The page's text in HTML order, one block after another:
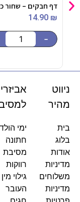
דף חבקים – שחור כסף
14.90 ₪
-
ניווט
מהיר
בית
בלוג
אודות
מדיניות
משלוחים
מדיניות
ימי
חתונה
מסיבת
רווקות
גילוי מין
העובר